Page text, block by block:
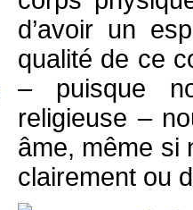
d’avoir un
qualité de ce
– puisque
religieuse –
âme, même si
clairement ou